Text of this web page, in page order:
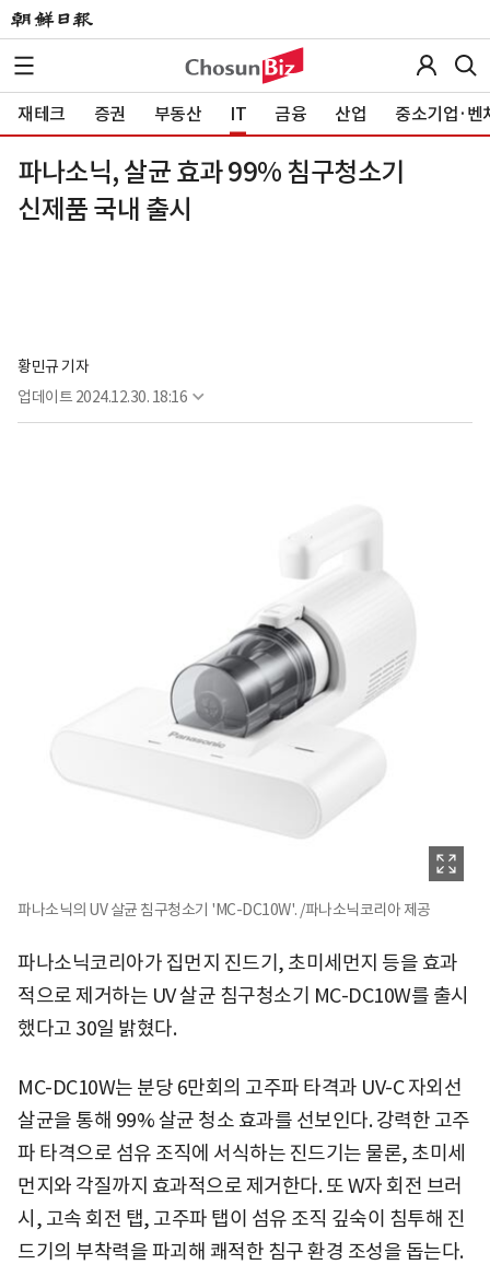
재테크 증권 부동산 IT 금융 산업 중소기업·벤
파나소닉, 살균 효과 99% 침구청소기
신제품 국내 출시
황민규 기자
업데이트 2024.12.30. 18:16
파나소닉의 UV 살균 침구청소기 'MC-DC10W'. /파나소닉코리아 제공
파나소닉코리아가 집먼지 진드기, 초미세먼지 등을 효과
적으로 제거하는 UV 살균 침구청소기 MC-DC10W를 출시
했다고 30일 밝혔다.
MC-DC10W는 분당 6만회의 고주파 타격과 UV-C 자외선
살균을 통해 99% 살균 청소 효과를 선보인다. 강력한 고주
파 타격으로 섬유 조직에 서식하는 진드기는 물론, 초미세
먼지와 각질까지 효과적으로 제거한다. 또 W자 회전 브러
시, 고속 회전 탭, 고주파 탭이 섬유 조직 깊숙이 침투해 진
드기의 부착력을 파괴해 쾌적한 침구 환경 조성을 돕는다.